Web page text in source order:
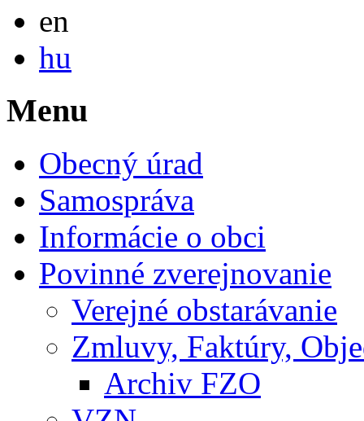
en
hu
Menu
Obecný úrad
Samospráva
Informácie o obci
Povinné zverejnovanie
Verejné obstarávanie
Zmluvy, Faktúry,
Archiv FZO